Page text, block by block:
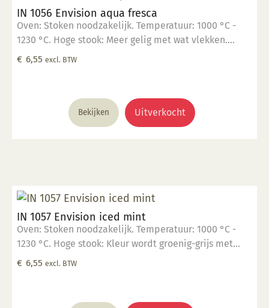
IN 1056 Envision aqua fresca
Oven: Stoken noodzakelijk. Temperatuur: 1000 °C -
1230 °C. Hoge stook: Meer gelig met wat vlekken.
Glanzend, semi-opaak. Kleur: Transparant tot opaak.
transparante glazuur. Giftig: Nee. Hoe te gebruiken: 1.
Breng aan op een 1060 °C biscuit gebakken scherf. 2.
Stook op 1000 °C. 3. Voor transparant glazuur gebruik,
€ 6,55 excl. BTW
Bekijken Uitverkocht
IN 1057 Envision iced mint
Oven: Stoken noodzakelijk. Temperatuur: 1000 °C -
1230 °C. Hoge stook: Kleur wordt groenig-grijs met
vlekken waar het dik is aangebracht. Glanzend,
afgedekt met een voedselveilige transparante
€ 6,55 excl. BTW